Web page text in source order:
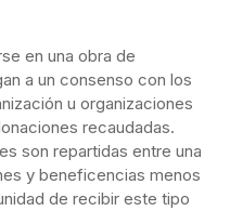
en una obra de
a un consenso con los
u organizaciones
recaudadas.
son repartidas entre una
y beneficencias menos
de recibir este tipo